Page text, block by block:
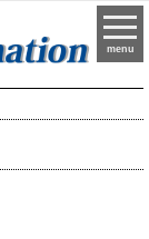
menu